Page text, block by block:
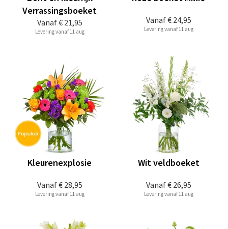
Vanaf€ 21,95
Verrassingsboeket
Levering vanaf 11 aug
Vanaf€ 24,95
Levering vanaf 11 aug
Vanaf€ 28,95
Kleurenexplosie
Levering vanaf 11 aug
Vanaf€ 26,95
Wit veldboeket
Levering vanaf 11 aug